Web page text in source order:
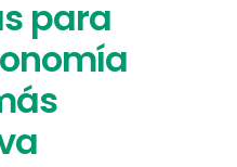
para